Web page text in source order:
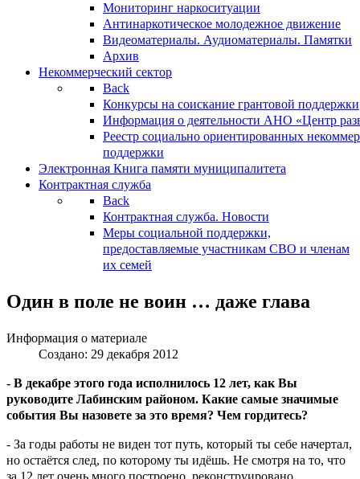
Мониторинг наркоситуации
Антинаркотическое молодежное движение
Видеоматериалы. Аудиоматериалы. Памятки
Архив
Некоммерческий сектор
Back
Конкурсы на соискание грантовой поддержки
Информация о деятельности АНО «Центр
Реестр социально ориентированных
поддержки
Электронная Книга памяти муниципалитета
Контрактная служба
Back
Контрактная служба. Новости
Меры социальной поддержки,
предоставляемые участникам СВО и членам
их семей
Один в поле не воин … даже глава
Информация о материале
Создано: 29 декабря 2012
- В декабре этого года исполнилось 12 лет, как Вы
руководите Лабинским районом. Какие самые значимые
события Вы назовете за это время? Чем гордитесь?
- За годы работы не виден тот путь, который ты себе начертал,
но остаётся след, по которому ты идёшь. Не смотря на то, что
за 12 лет очень много построено, реконструировано,